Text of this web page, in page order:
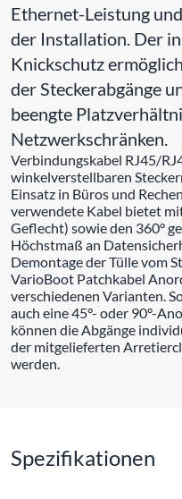
Ethernet-Leistung
der Installation. Der
Knickschutz
der Steckerabgänge
beengte
Netzwerkschränken.
Verbindungskabel RJ45/
winkelverstellbaren
Einsatz in Büros und
verwendete Kabel bietet
Geflecht) sowie den 360°
Höchstmaß an
Demontage der Tülle vom
VarioBoot Patchkabel
verschiedenen Varianten.
auch eine 45°- oder 90°-
können die Abgänge
der mitgelieferten
werden.
Spezifikationen